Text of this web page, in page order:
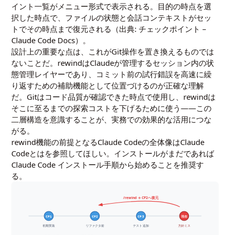
イント一覧がメニュー形式で表示される。目的の時点を選
択した時点で、ファイルの状態と会話コンテキストがセッ
トでその時点まで復元される（出典:チェックポイント –
Claude Code Docs）。
設計上の重要な点は、これがGit操作を置き換えるものでは
ないことだ。rewindはClaudeが管理するセッション内の状
態管理レイヤーであり、コミット前の試行錯誤を高速に繰
り返すための補助機能として位置づけるのが正確な理解
だ。Gitはコード品質が確認できた時点で使用し、rewindは
そこに至るまでの探索コストを下げるために使う――この
二層構造を意識することが、実務での効果的な活用につな
がる。
rewind機能の前提となるClaude Codeの全体像はClaude
Codeとはを参照してほしい。インストールがまだであれば
Claude Code インストール手順から始めることを推奨す
る。
CP1 CP2 CP3 現在
/rewind → CP2へ復元
初期実装 リファクタ前 テスト追加 方針ミス